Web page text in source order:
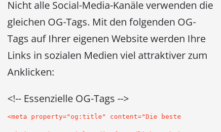
Nicht alle Social-Media-Kanäle verwenden die
gleichen OG-Tags. Mit den folgenden OG-
Tags auf Ihrer eigenen Website werden Ihre
Links in sozialen Medien viel attraktiver zum
Anklicken:
<!-- Essenzielle OG-Tags -->
<meta property="og:title" content="Die beste